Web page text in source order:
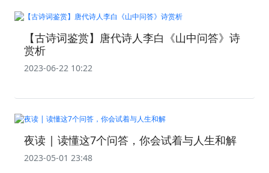
【古诗词鉴赏】唐代诗人李白《山中问答》诗
赏析
2023-06-22 10:22
夜读 | 读懂这7个问答，你会试着与人生和解
2023-05-01 23:48